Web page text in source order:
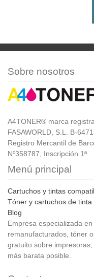
Sobre nosotros
A4TONER® marca
FASAWORLD, S.L. B-
Registro Mercantil de
Nº358787, Inscripción 1ª
Menú principal
Cartuchos y tintas
Tóner y cartuchos de tinta
Blog
Empresa especializada
remanufacturados, tóner
gratuito sobre
más barata posible.